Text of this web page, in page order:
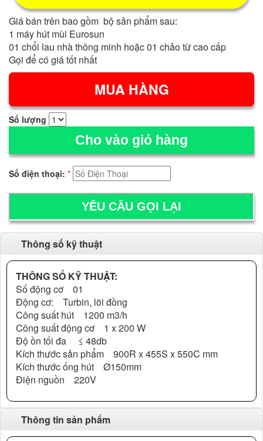
Giá bán trên bao gồm bộ sản phẩm sau:
1 máy hút mùi Eurosun
01 chổi lau nhà thông minh hoặc 01 chảo từ cao cấp
Gọi để có giá tốt nhất
Số lượng
Cho vào giỏ hàng
Số điện thoại: *
Thông số kỹ thuật
THÔNG SỐ KỸ THUẬT:
Số động cơ 01
Động cơ: Turbin, lõi đồng
Công suất hút 1200 m3/h
Công suất động cơ 1 x 200 W
Độ ồn tối đa ≤ 48db
Kích thước sản phẩm 900R x 455S x 550C mm
Kích thước ống hút Ø150mm
Điện nguồn 220V
Thông tin sản phẩm